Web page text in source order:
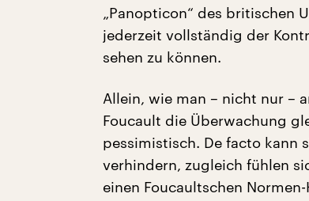
„Panopticon“ des britischen
jederzeit vollständig der
sehen zu können.
Allein, wie man – nicht nur –
Foucault die Überwachung
pessimistisch. De facto kann
verhindern, zugleich fühlen
einen Foucaultschen